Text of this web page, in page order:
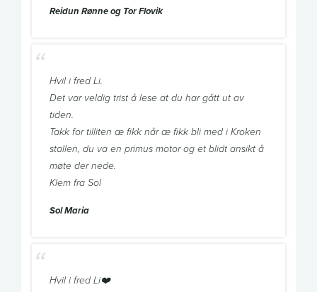
Reidun Rønne og Tor Flovik
Hvil i fred Li.
Det var veldig trist å lese at du har gått ut av
tiden.
Takk for tilliten æ fikk når æ fikk bli med i Kroken
stallen, du va en primus motor og et blidt ansikt å
møte der nede.
Klem fra Sol
Sol Maria
Hvil i fred Li❤️